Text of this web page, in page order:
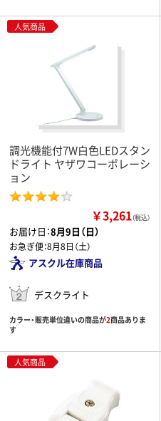
人気商品
調光機能付7W白色LEDスタン
ドライト ヤザワコーポレーシ
ョン
￥3,261（税込）
お届け日：8月9日（日）
お急ぎ便：8月8日（土）
アスクル在庫商品
デスクライト
カラー・販売単位違いの商品が2商品ありま
す
人気商品